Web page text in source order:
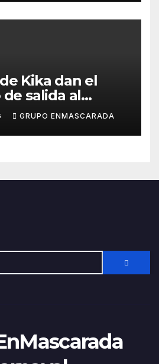
Kika dan el
salida al
con el inicio de
GRUPO ENMASCARADA